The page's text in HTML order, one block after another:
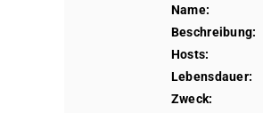
Name:
Beschreibung:
Hosts:
Lebensdauer:
Zweck: